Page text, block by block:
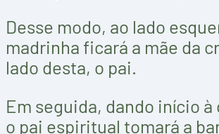
Desse modo, ao lado
madrinha ficará a mãe da
lado desta, o pai.
Em seguida, dando início
o pai espiritual tomará a